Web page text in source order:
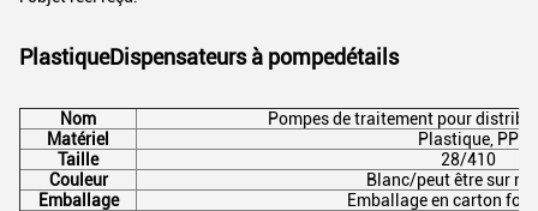
PlastiqueDispensateurs à pompedétails
Nom
Pompes de traitement pour
Matériel
Plastique, PP
Taille
28/410
Couleur
Blanc/peut être sur
Emballage
Emballage en carton fort